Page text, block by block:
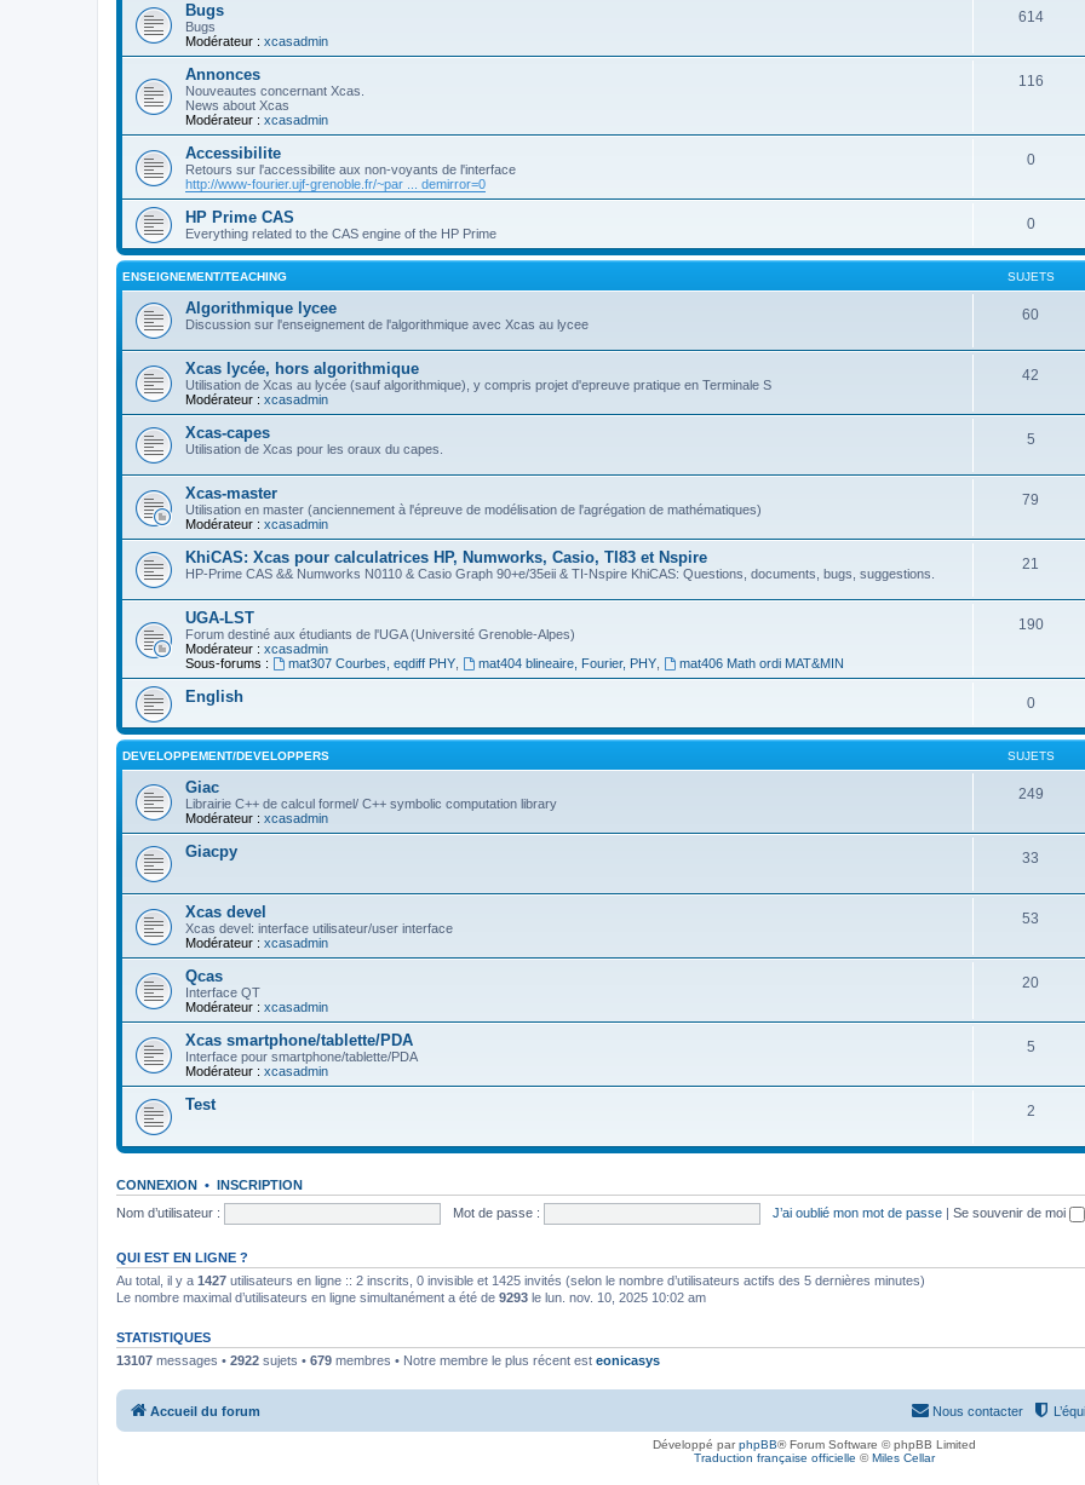
Bugs
Bugs
Modérateur : xcasadmin
614
Annonces
Nouveautes concernant Xcas.
News about Xcas
Modérateur : xcasadmin
116
Accessibilite
Retours sur l'accessibilite aux non-voyants de l'interface
http://www-fourier.ujf-grenoble.fr/~par ... demirror=0
0
HP Prime CAS
Everything related to the CAS engine of the HP Prime
0
ENSEIGNEMENT/TEACHING SUJETS
Algorithmique lycee
Discussion sur l'enseignement de l'algorithmique avec Xcas au lycee
60
Xcas lycée, hors algorithmique
Utilisation de Xcas au lycée (sauf algorithmique), y compris projet d'epreuve pratique en Terminale S
Modérateur : xcasadmin
42
Xcas-capes
Utilisation de Xcas pour les oraux du capes.
5
Xcas-master
Utilisation en master (anciennement à l'épreuve de modélisation de l'agrégation de mathématiques)
Modérateur : xcasadmin
79
KhiCAS: Xcas pour calculatrices HP, Numworks, Casio, TI83 et Nspire
HP-Prime CAS && Numworks N0110 & Casio Graph 90+e/35eii & TI-Nspire KhiCAS: Questions, documents, bugs, suggestions.
21
UGA-LST
Forum destiné aux étudiants de l'UGA (Université Grenoble-Alpes)
Modérateur : xcasadmin
Sous-forums :
mat307 Courbes, eqdiff PHY, mat404 blineaire, Fourier, PHY, mat406 Math ordi MAT&MIN
190
English 0
DEVELOPPEMENT/DEVELOPPERS SUJETS
Giac
Librairie C++ de calcul formel/ C++ symbolic computation library
Modérateur : xcasadmin
249
Giacpy 33
Xcas devel
Xcas devel: interface utilisateur/user interface
Modérateur : xcasadmin
53
Qcas
Interface QT
Modérateur : xcasadmin
20
Xcas smartphone/tablette/PDA
Interface pour smartphone/tablette/PDA
Modérateur : xcasadmin
5
Test 2
CONNEXION • INSCRIPTION
Nom d’utilisateur :
Mot de passe : J’ai oublié mon mot de passe | Se souvenir de moi
QUI EST EN LIGNE ?
Au total, il y a 1427 utilisateurs en ligne :: 2 inscrits, 0 invisible et 1425 invités (selon le nombre d’utilisateurs actifs des 5 dernières minutes)
Le nombre maximal d’utilisateurs en ligne simultanément a été de 9293 le lun. nov. 10, 2025 10:02 am
STATISTIQUES
13107 messages • 2922 sujets • 679 membres • Notre membre le plus récent est eonicasys
Accueil du forum Nous contacter
Développé parphpBB® Forum Software © phpBB Limited
Traduction française officielle ©Miles Cellar